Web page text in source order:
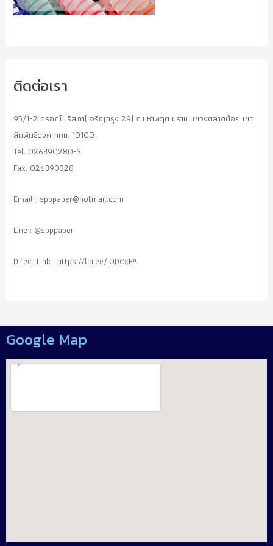
ติดต่อเรา
95/1-2 ตรอกโปริสภา(เจริญกรุง 29) ถ.มหาพฤฒมราม แขวงตลาดน้อย เขต
สัมพันธืวงค์ กทม. 10100
Tel. 026390280-3
Fax. 026390328
Email : spppaper@hotmail.com
Line : @spppaper
Direct Link : https://lin.ee/i0DCxFA
Google Map